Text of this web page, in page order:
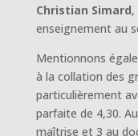
Christian Simard,
enseignement au
Mentionnons
à la collation des
particulièrement
parfaite de 4,30.
maîtrise et 3 au